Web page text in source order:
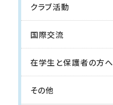
クラブ活動
国際交流
在学生と保護者の方へ
その他